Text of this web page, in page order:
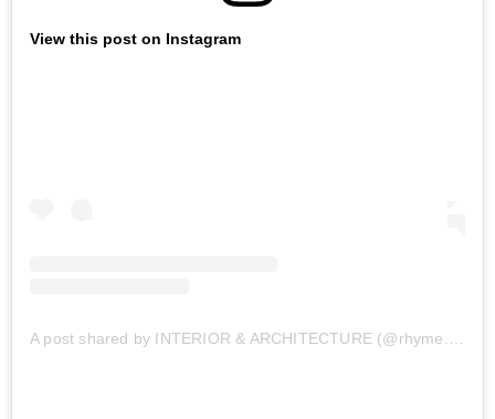
View this post on Instagram
A post shared by INTERIOR & ARCHITECTURE (@rhyme.team)